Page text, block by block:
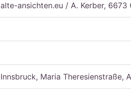
alte-ansichten.eu / A. Kerber, 6673
Innsbruck, Maria Theresienstraße,